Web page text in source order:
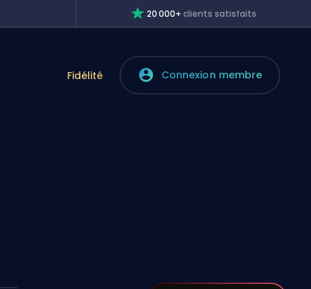
20 000+clients satisfaits
Fidélité Connexion membre